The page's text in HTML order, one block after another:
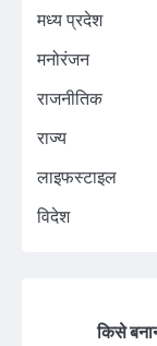
मध्य प्रदेश
मनोरंजन
राजनीतिक
राज्य
लाइफस्टाइल
विदेश
किसे